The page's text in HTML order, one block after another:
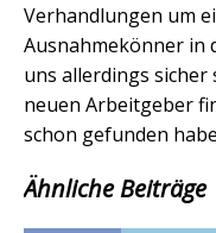
Verhandlungen um
Ausnahmekönner in
uns allerdings sicher
neuen Arbeitgeber
schon gefunden
Ähnliche Beiträge